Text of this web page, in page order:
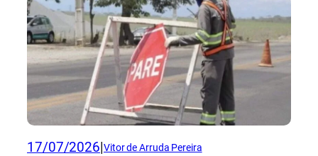
17/07/2026 Vitor de Arruda Pereira